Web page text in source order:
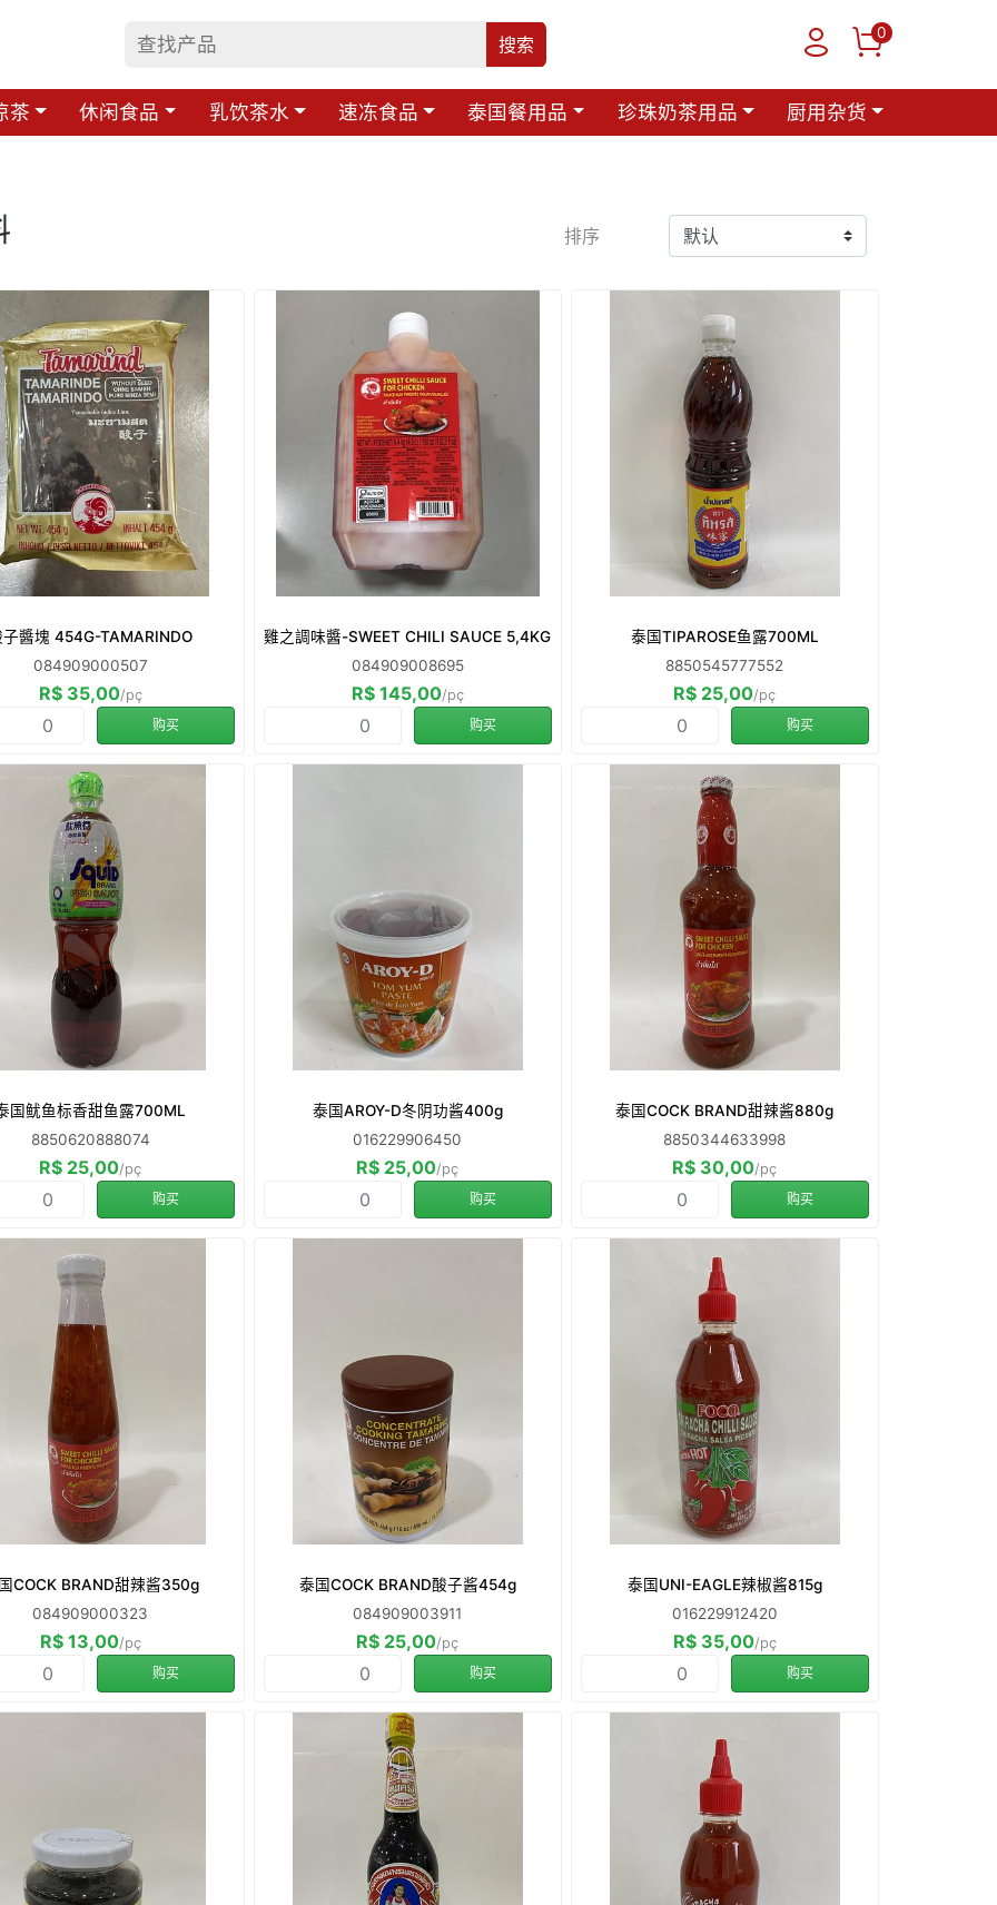
搜索
0
茶 休闲食品 乳饮茶水 速冻食品 泰国餐用品 珍珠奶茶用品 厨用杂货
排序
子醬塊 454G-TAMARINDO
084909000507
R$ 35,00/pç
购买
雞之調味醬-SWEET CHILI SAUCE 5,4KG
084909008695
R$ 145,00/pç
购买
泰国TIPAROSE鱼露700ML
8850545777552
R$ 25,00/pç
购买
国鱿鱼标香甜鱼露700ML
8850620888074
R$ 25,00/pç
购买
泰国AROY-D冬阴功酱400g
016229906450
R$ 25,00/pç
购买
泰国COCK BRAND甜辣酱880g
8850344633998
R$ 30,00/pç
购买
COCK BRAND甜辣酱350g
084909000323
R$ 13,00/pç
购买
泰国COCK BRAND酸子酱454g
084909003911
R$ 25,00/pç
购买
泰国UNI-EAGLE辣椒酱815g
016229912420
R$ 35,00/pç
购买